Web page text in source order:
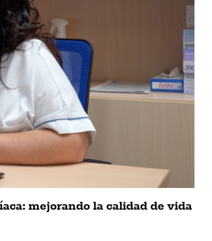
mejorando la calidad de vida